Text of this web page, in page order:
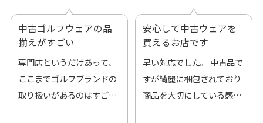
中古ゴルフウェアの品
揃えがすごい
専門店というだけあって、
ここまでゴルフブランドの
取り扱いがあるのはすご
安心して中古ウェアを
買えるお店です
早い対応でした。 中古品で
すが綺麗に梱包されており
商品を大切にしている感が